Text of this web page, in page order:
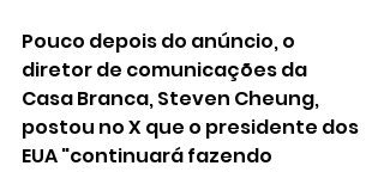
Pouco depois do anúncio, o
diretor de comunicações da
Casa Branca, Steven Cheung,
postou no X que o presidente dos
EUA "continuará fazendo